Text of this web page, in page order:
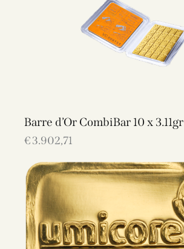
Barre d’Or CombiBar 10 x 3.11gr
€3.902,71